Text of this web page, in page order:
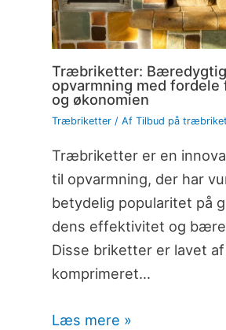
Træbriketter: Bæredygtig
opvarmning med fordele
og økonomien
Træbriketter/ Af Tilbud på
Træbriketter er en
til opvarmning, der har
betydelig popularitet på
dens effektivitet og
Disse briketter er lavet af
komprimeret…
Læs mere »